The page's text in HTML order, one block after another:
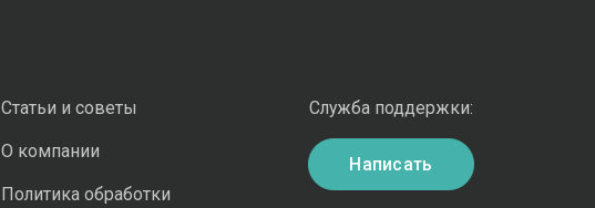
Статьи и советы
О компании
Политика обработки
Служба поддержки:
Написать